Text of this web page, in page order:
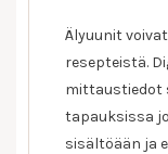
Älyuunit
resepteistä.
mittaustiedot
tapauksissa
sisältöään ja